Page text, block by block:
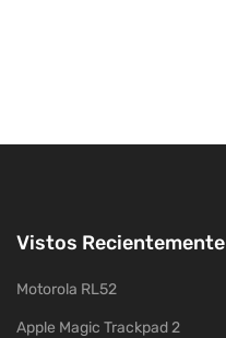
Vistos Recientemente
Motorola RL52
Apple Magic Trackpad 2